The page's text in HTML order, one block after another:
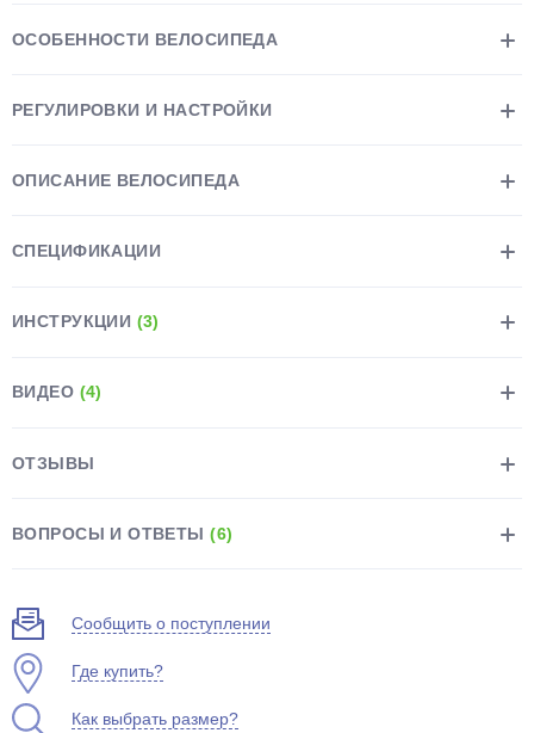
ОСОБЕННОСТИ ВЕЛОСИПЕДА
РЕГУЛИРОВКИ И НАСТРОЙКИ
ОПИСАНИЕ ВЕЛОСИПЕДА
СПЕЦИФИКАЦИИ
ИНСТРУКЦИИ (3)
ВИДЕО (4)
ОТЗЫВЫ
ВОПРОСЫ И ОТВЕТЫ(6)
Сообщить о поступлении
Где купить?
Как выбрать размер?